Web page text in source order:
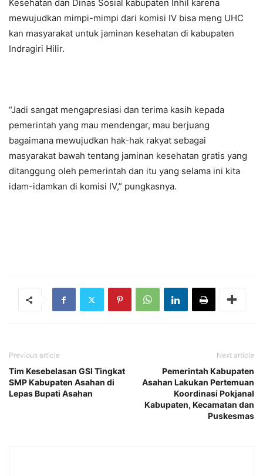
Kesehatan dan Dinas Sosial kabupaten Inhil karena
mewujudkan mimpi-mimpi dari komisi IV bisa meng UHC
kan masyarakat untuk jaminan kesehatan di kabupaten
Indragiri Hilir.
“Jadi sangat mengapresiasi dan terima kasih kepada
pemerintah yang mau mendengar, mau berjuang
bagaimana mewujudkan hak-hak rakyat sebagai
masyarakat bawah tentang jaminan kesehatan gratis yang
ditanggung oleh pemerintah dan itu yang selama ini kita
idam-idamkan di komisi IV,” pungkasnya.
Previous article
Tim Kesebelasan GSI Tingkat
SMP Kabupaten Asahan di
Lepas Bupati Asahan
Next article
Pemerintah Kabupaten
Asahan Lakukan Pertemuan
Koordinasi Pokjanal
Kabupaten, Kecamatan dan
Puskesmas